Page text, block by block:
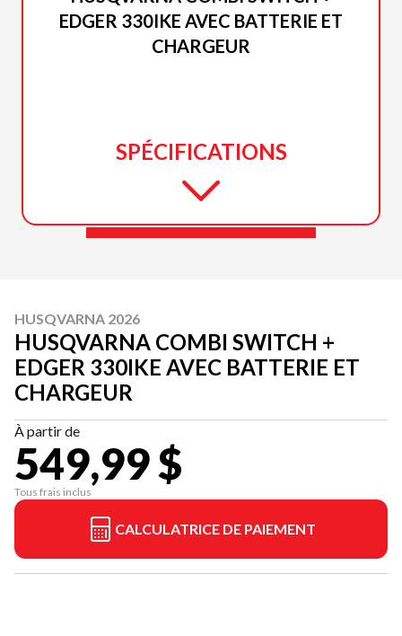
EDGER 330IKE AVEC BATTERIE ET
CHARGEUR
SPÉCIFICATIONS
HUSQVARNA 2026
HUSQVARNA COMBI SWITCH +
EDGER 330IKE AVEC BATTERIE ET
CHARGEUR
À partir de
549,99 $
Tous frais inclus
CALCULATRICE DE PAIEMENT